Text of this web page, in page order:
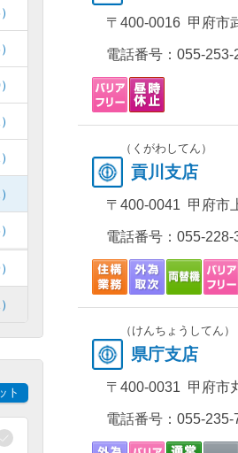
ト
〒400-0016 甲府市
電話番号： 055-253-
（くがわしてん）
貢川支店
〒400-0041 甲府市
電話番号： 055-228-
（けんちょうしてん）
県庁支店
〒400-0031 甲府市
電話番号： 055-235-